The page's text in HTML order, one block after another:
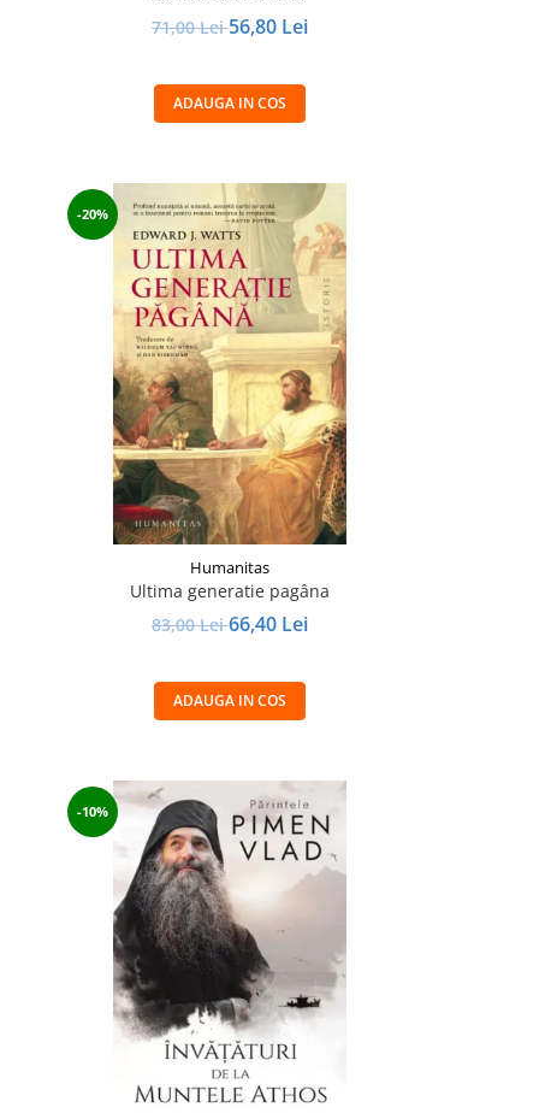
71,00 Lei56,80 Lei
ADAUGA IN COS
-20%
Humanitas
Ultima generatie pagâna
83,00 Lei66,40 Lei
ADAUGA IN COS
-10%